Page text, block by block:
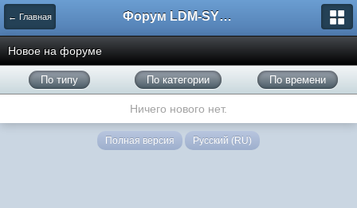
← Главная Форум LDM-SYSTEMS
Новое на форуме
По типу По категории По времени
Ничего нового нет.
Полная версия Русский (RU)